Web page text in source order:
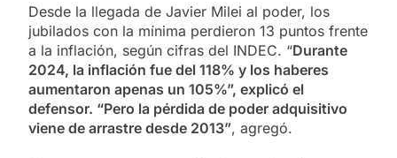
Desde la llegada de Javier Milei al poder, los
jubilados con la mínima perdieron 13 puntos frente
a la inflación, según cifras del INDEC. “Durante
2024, la inflación fue del 118% y los haberes
aumentaron apenas un 105%”, explicó el
defensor. “Pero la pérdida de poder adquisitivo
viene de arrastre desde 2013”, agregó.